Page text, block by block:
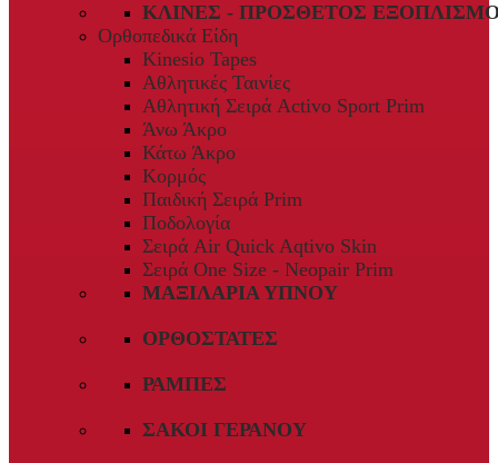
ΚΛΊΝΕΣ - ΠΡΌΣΘΕΤΟΣ
Ορθοπεδικά Είδη
Kinesio Tapes
Αθλητικές Ταινίες
Αθλητική Σειρά Activo Sport Prim
Άνω Άκρο
Κάτω Άκρο
Κορμός
Παιδική Σειρά Prim
Ποδολογία
Σειρά Air Quick Aqtivo Skin
Σειρά One Size - Neopair Prim
ΜΑΞΙΛΆΡΙΑ ΎΠΝΟΥ
ΟΡΘΟΣΤΆΤΕΣ
ΡΆΜΠΕΣ
ΣΆΚΟΙ ΓΕΡΑΝΟΎ